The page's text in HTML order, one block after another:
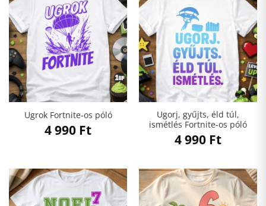
Ugrok Fortnite-os póló
4 990 Ft
Ugorj, gyűjts, éld túl,
ismétlés Fortnite-os póló
4 990 Ft